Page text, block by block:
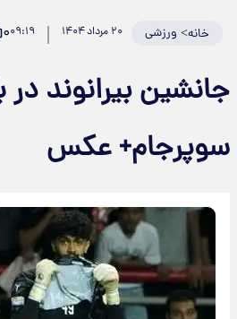
خانه> ورزشی ۲۰ مرداد ۱۴۰۴ ۰۹:۱۹۰
جانشین بیرانوند در
سوپرجام+ عکس